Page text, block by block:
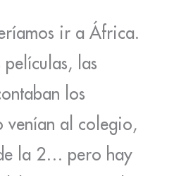
ir a África.
películas, las
los
venían al colegio,
la 2… pero hay